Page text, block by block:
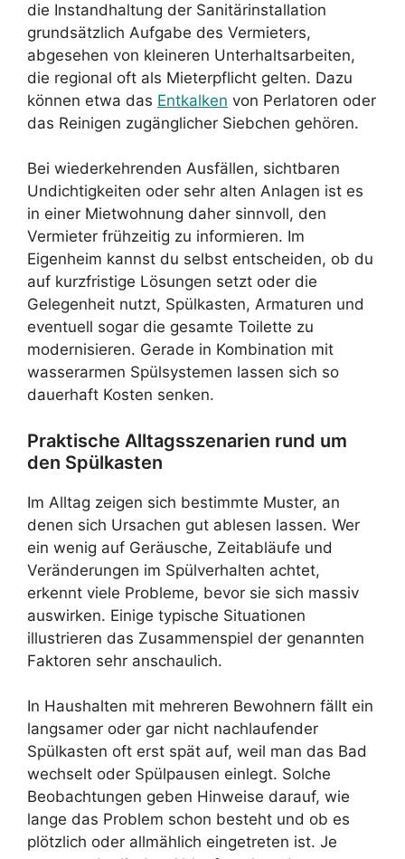
die Instandhaltung der Sanitärinstallation
grundsätzlich Aufgabe des Vermieters,
abgesehen von kleineren Unterhaltsarbeiten,
die regional oft als Mieterpflicht gelten. Dazu
können etwa das Entkalken von Perlatoren oder
das Reinigen zugänglicher Siebchen gehören.
Bei wiederkehrenden Ausfällen, sichtbaren
Undichtigkeiten oder sehr alten Anlagen ist es
in einer Mietwohnung daher sinnvoll, den
Vermieter frühzeitig zu informieren. Im
Eigenheim kannst du selbst entscheiden, ob du
auf kurzfristige Lösungen setzt oder die
Gelegenheit nutzt, Spülkasten, Armaturen und
eventuell sogar die gesamte Toilette zu
modernisieren. Gerade in Kombination mit
wasserarmen Spülsystemen lassen sich so
dauerhaft Kosten senken.
Praktische Alltagsszenarien rund um
den Spülkasten
Im Alltag zeigen sich bestimmte Muster, an
denen sich Ursachen gut ablesen lassen. Wer
ein wenig auf Geräusche, Zeitabläufe und
Veränderungen im Spülverhalten achtet,
erkennt viele Probleme, bevor sie sich massiv
auswirken. Einige typische Situationen
illustrieren das Zusammenspiel der genannten
Faktoren sehr anschaulich.
In Haushalten mit mehreren Bewohnern fällt ein
langsamer oder gar nicht nachlaufender
Spülkasten oft erst spät auf, weil man das Bad
wechselt oder Spülpausen einlegt. Solche
Beobachtungen geben Hinweise darauf, wie
lange das Problem schon besteht und ob es
plötzlich oder allmählich eingetreten ist. Je